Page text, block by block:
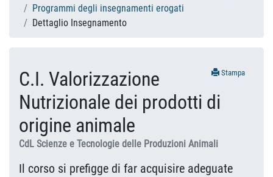
Programmi degli insegnamenti erogati
Dettaglio Insegnamento
Stampa
C.I. Valorizzazione
Nutrizionale dei prodotti di
origine animale
CdL Scienze e Tecnologie delle Produzioni Animali
Il corso si prefigge di far acquisire adeguate